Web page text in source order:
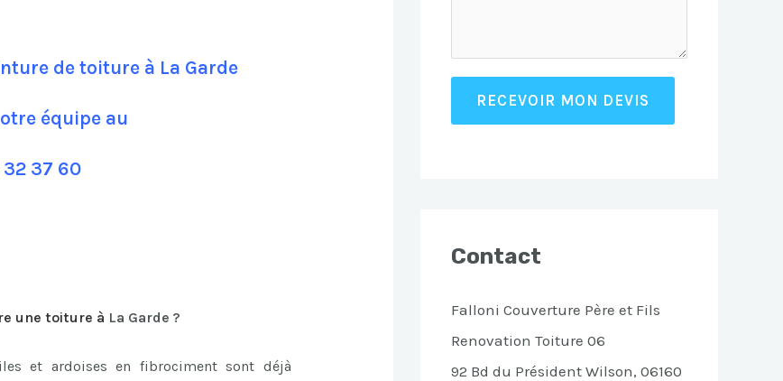
de toiture à La Garde
équipe au
37 60
une toiture à La Garde ?
et ardoises en fibrociment sont déjà
RECEVOIR MON DEVIS
Contact
Falloni Couverture Père et Fils
Renovation Toiture 06
92 Bd du Président Wilson, 06160